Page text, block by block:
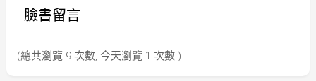
臉書留言
(總共瀏覽 9 次數, 今天瀏覽 1 次數 )